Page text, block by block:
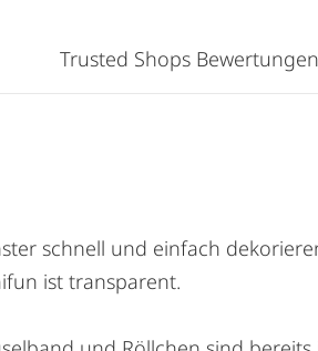
schnell und einfach
ist transparent.
Trusted Shops Bewertungen